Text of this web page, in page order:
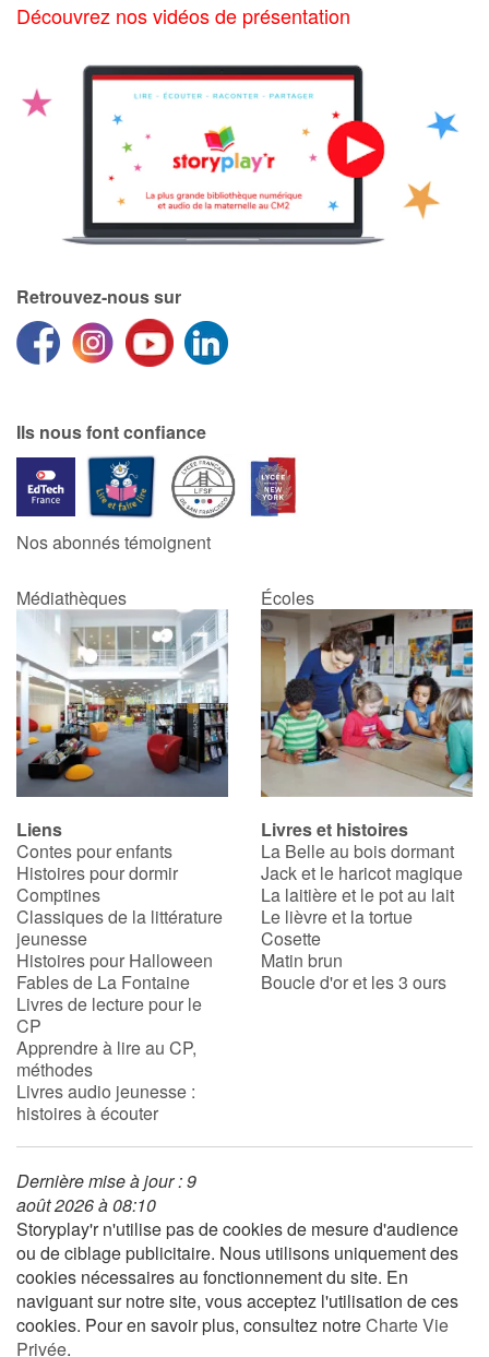
Découvrez nos vidéos de présentation
Retrouvez-nous sur
Ils nous font confiance
Nos abonnés témoignent
Médiathèques Écoles
Liens
Contes pour enfants
Histoires pour dormir
Comptines
Classiques de la littérature
jeunesse
Histoires pour Halloween
Fables de La Fontaine
Livres de lecture pour le
CP
Apprendre à lire au CP,
méthodes
Livres audio jeunesse :
histoires à écouter
Livres et histoires
La Belle au bois dormant
Jack et le haricot magique
La laitière et le pot au lait
Le lièvre et la tortue
Cosette
Matin brun
Boucle d'or et les 3 ours
Dernière mise à jour : 9
août 2026 à 08:10
Storyplay'r n'utilise pas de cookies de mesure d'audience
ou de ciblage publicitaire. Nous utilisons uniquement des
cookies nécessaires au fonctionnement du site. En
naviguant sur notre site, vous acceptez l'utilisation de ces
cookies. Pour en savoir plus, consultez notreCharte Vie
Privée.